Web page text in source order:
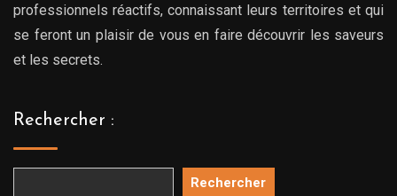
professionnels réactifs, connaissant leurs territoires et qui
se feront un plaisir de vous en faire découvrir les saveurs
et les secrets.
Rechercher :
Rechercher